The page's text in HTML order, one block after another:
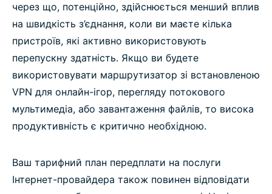
через що, потенційно, здійснюється менший вплив
на швидкість з’єднання, коли ви маєте кілька
пристроїв, які активно використовують
перепускну здатність. Якщо ви будете
використовувати маршрутизатор зі встановленою
VPN для онлайн-ігор, перегляду потокового
мультимедіа, або завантаження файлів, то висока
продуктивність є критично необхідною.
Ваш тарифний план передплати на послуги
Інтернет-провайдера також повинен відповідати